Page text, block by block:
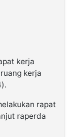
kerja
kerja
rapat
raperda